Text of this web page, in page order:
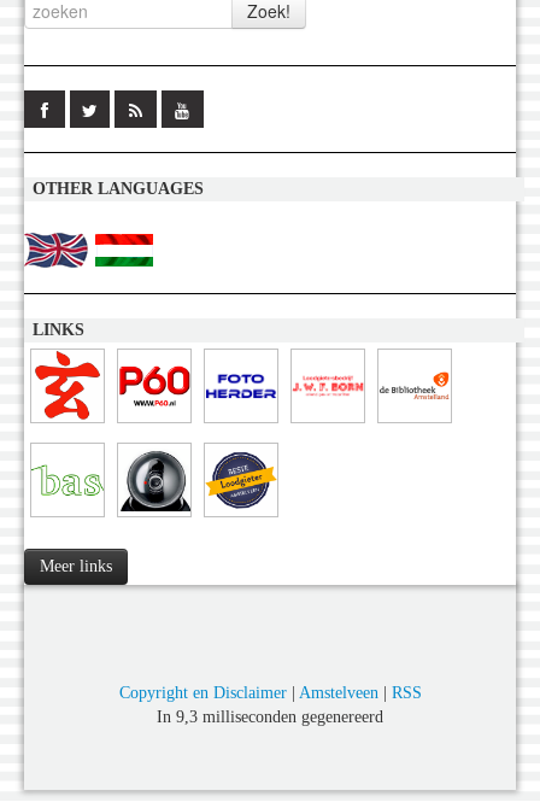
OTHER LANGUAGES
LINKS
Meer links
Copyright en Disclaimer| Amstelveen| RSS
In 9,3 milliseconden gegenereerd